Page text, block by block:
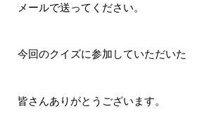
メールで送ってください。
今回のクイズに参加していただいた
皆さんありがとうございます。